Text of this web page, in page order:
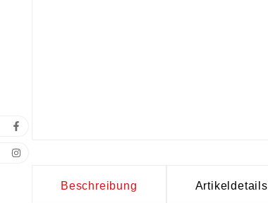
Beschreibung Artikeldetails